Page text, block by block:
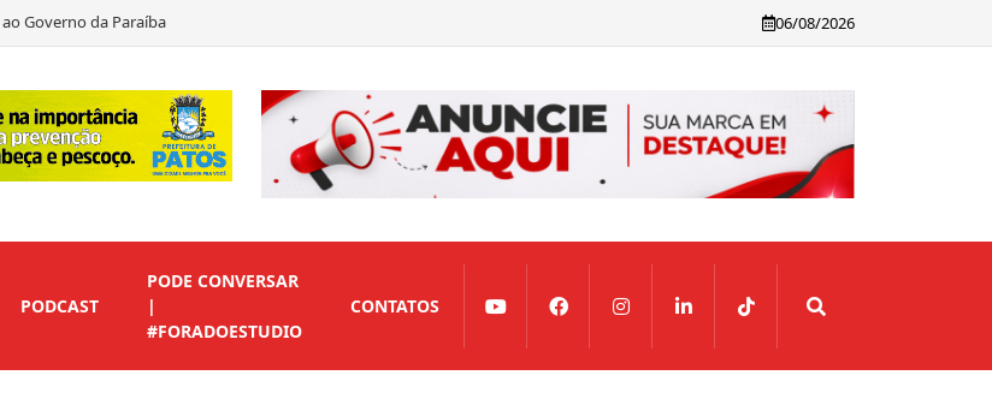
Governo da Paraíba
Senado pela Paraíba
ao Senado
06/08/2026
PODCAST
PODE CONVERSAR
|
#FORADOESTUDIO
CONTATOS